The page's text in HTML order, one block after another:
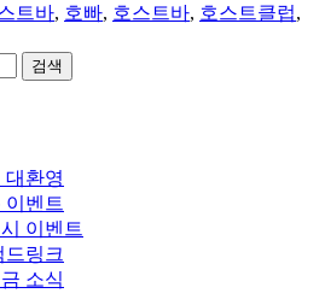
트바, 호빠, 호스트바, 호스트클럽,
대환영
이벤트
이벤트
드링크
소식